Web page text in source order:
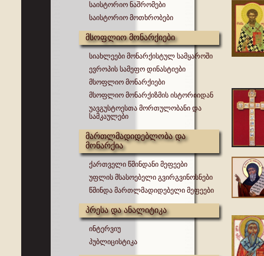
საისტორიო ნაშრომები
საისტორიო მოთხრობები
მსოფლიო მონარქიები
სიახლეები მონარქისტულ სამყაროში
ევროპის სამეფო დინასტიები
მსოფლიო მონარქიები
მსოფლიო მონარქიზმის ისტორიიდან
უავგუსტოესთა მორთულობანი და
სამკაულები
მართლმადიდებლობა და
მონარქია
ქართველი წმინდანი მეფეები
უფლის მსასოებელი გვირგვინოსნები
წმინდა მართლმადიდებელი მეფეები
პრესა და ანალიტიკა
ინტერვიუ
პუბლიცისტიკა